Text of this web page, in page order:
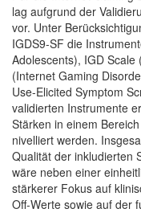
lag aufgrund der
vor. Unter
IGDS9-SF die
Adolescents), IGD
(Internet Gaming
Use-Elicited Symptom
validierten Instrumente
Stärken in einem
nivelliert werden.
Qualität der inkludierten
wäre neben einer
stärkerer Fokus auf
Off-Werte sowie auf der